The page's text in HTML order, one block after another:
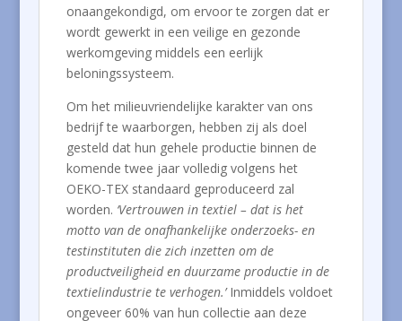
onaangekondigd, om ervoor te zorgen dat er
wordt gewerkt in een veilige en gezonde
werkomgeving middels een eerlijk
beloningssysteem.
Om het milieuvriendelijke karakter van ons
bedrijf te waarborgen, hebben zij als doel
gesteld dat hun gehele productie binnen de
komende twee jaar volledig volgens het
OEKO-TEX standaard geproduceerd zal
worden. ‘Vertrouwen in textiel – dat is het
motto van de onafhankelijke onderzoeks- en
testinstituten die zich inzetten om de
productveiligheid en duurzame productie in de
textielindustrie te verhogen.’Inmiddels voldoet
ongeveer 60% van hun collectie aan deze